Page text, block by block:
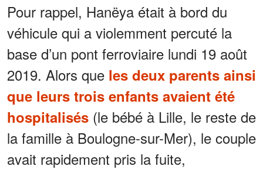
Pour rappel, Hanëya était à bord du
véhicule qui a violemment percuté la
base d’un pont ferroviaire lundi 19 août
2019. Alors que les deux parents ainsi
que leurs trois enfants avaient été
hospitalisés (le bébé à Lille, le reste de
la famille à Boulogne-sur-Mer), le couple
avait rapidement pris la fuite,